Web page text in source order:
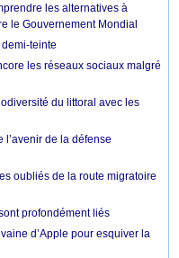
les alternatives à
le Gouvernement Mondial
teinte
les réseaux sociaux malgré
du littoral avec les
de la défense
oubliés de la route migratoire
profondément liés
d’Apple pour esquiver la